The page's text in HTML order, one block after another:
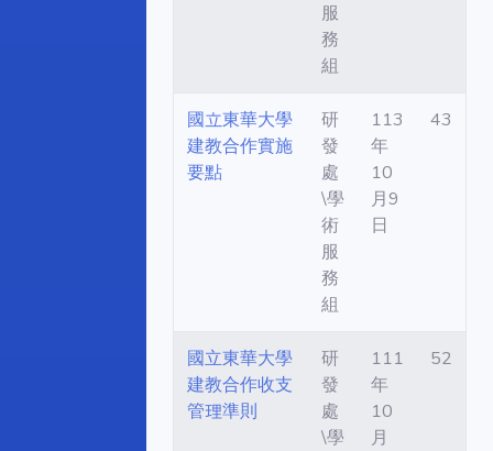
服
務
組
國立東華大學
建教合作實施
要點
研
發
處
\學
術
服
務
組
113
年
10
月9
日
43
國立東華大學
建教合作收支
管理準則
研
發
處
\學
111
年
10
月
52